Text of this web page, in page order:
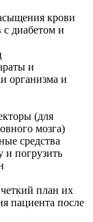
крови
диабетом и
и
организма и
(для
мозга)
средства
и погрузить
план их
пациента после